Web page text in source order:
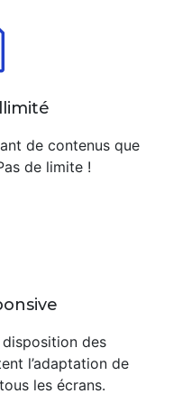
de contenus que
de limite !
des
l’adaptation de
les écrans.